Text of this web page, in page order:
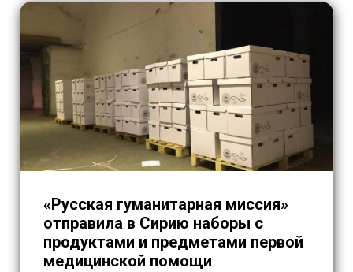
«Русская гуманитарная миссия»
отправила в Сирию наборы с
продуктами и предметами первой
медицинской помощи